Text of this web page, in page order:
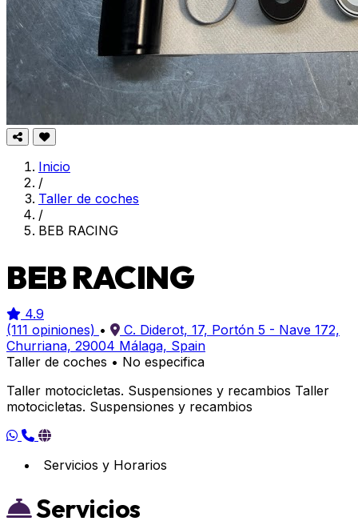
Inicio
/
Taller de coches
/
BEB RACING
BEB RACING
4.9
(111 opiniones) •
C. Diderot, 17, Portón 5 - Nave 172,
Churriana, 29004 Málaga, Spain
Taller de coches • No especifica
Taller motocicletas. Suspensiones y recambios Taller
motocicletas. Suspensiones y recambios
Servicios y Horarios
Servicios